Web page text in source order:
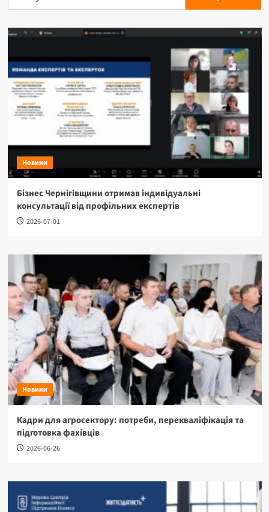
Новини
Бізнес Чернігівщини отримав індивідуальні
консультації від профільних експертів
2026-07-01
Новини
Кадри для агросектору: потреби, перекваліфікація та
підготовка фахівців
2026-06-26